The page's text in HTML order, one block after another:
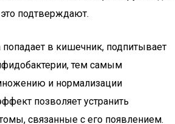
подтверждают.
попадает в кишечник, подпитывает
тем самым
и нормализации
позволяет устранить
связанные с его появлением.